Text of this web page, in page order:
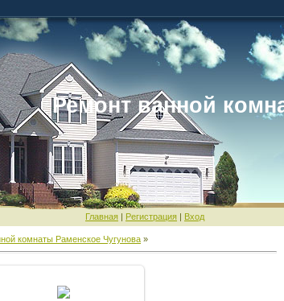
Ремонт ванной
Главная | Регистрация | Вход
комнаты Раменское Чугунова »